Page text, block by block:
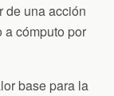
de una acción
a cómputo por
base para la